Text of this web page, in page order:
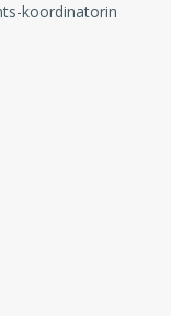
koordinatorin